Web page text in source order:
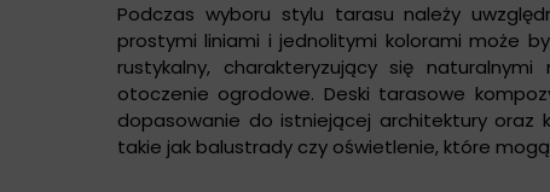
Podczas wyboru stylu tarasu należy
prostymi liniami i jednolitymi kolorami może
rustykalny, charakteryzujący się
otoczenie ogrodowe. Deski tarasowe
dopasowanie do istniejącej architektury oraz
takie jak balustrady czy oświetlenie, które